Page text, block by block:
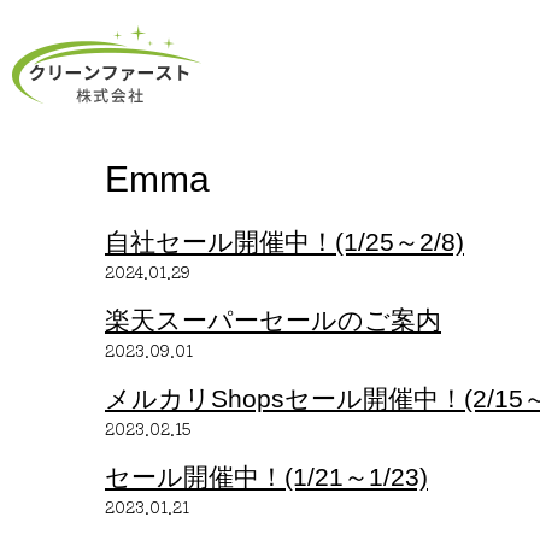
Emma
自社セール開催中！(1/25～2/8)
2024.01.29
楽天スーパーセールのご案内
2023.09.01
メルカリShopsセール開催中！(2/15
2023.02.15
セール開催中！(1/21～1/23)
2023.01.21